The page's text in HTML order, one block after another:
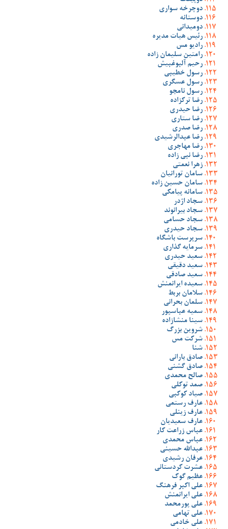
دوچرخه سواری
دوستانه
دومیدانی
رئیس هیات مدیره
رادیو مس
رامتین سلیمان زاده
رحیم آلبوغبیش
رسول خطیبی
رسول عسگری
رسول نامجو
رضا ترکزاده
رضا حیدری
رضا ستاری
رضا صدری
رضا عبدالرشیدی
رضا مهاجری
رضا نبی زاده
زهرا نعمتی
سامان تورانیان
سامان حسین زاده
سامانه پیامکی
سجاد اژدر
سجاد بیرانوند
سجاد حسامی
سجاد حیدری
سرپرست باشگاه
سرمایه گذاری
سعید حیدری
سعید دقیقی
سعید صادقی
سعیده ایرانمنش
سلامان بربط
سلمان بحرانی
سمیه عباسپور
سینا منشازاده
شروین بزرگ
شرکت مس
شنا
صادق بارانی
صادق گشنی
صالح محمدی
صمد توکلی
صیاد کوکبی
عارف رستمی
عارف زینلی
عارف سعیدیان
عباس زراعت کار
عباس محمدی
عبدالله حسینی
عرفان رشیدی
عشرت کردستانی
عظیم گوک
علی اکبر فرهنگ
علی ایرانمنش
علی پورمحمد
علی تهامی
علی خادمی